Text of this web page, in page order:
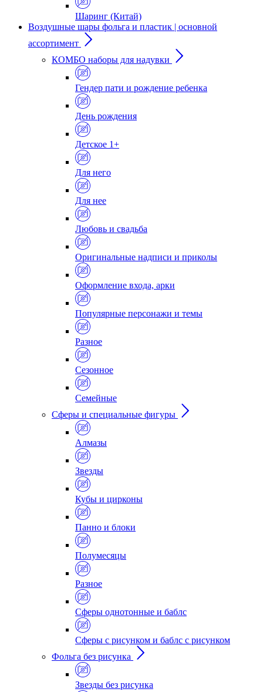
Шаринг (Китай)
Воздушные шары фольга и пластик | основной
ассортимент
КОМБО наборы для надувки
Гендер пати и рождение ребенка
День рождения
Детское 1+
Для него
Для нее
Любовь и свадьба
Оригинальные надписи и приколы
Оформление входа, арки
Популярные персонажи и темы
Разное
Сезонное
Семейные
Сферы и специальные фигуры
Алмазы
Звезды
Кубы и цирконы
Панно и блоки
Полумесяцы
Разное
Сферы однотонные и баблс
Сферы с рисунком и баблс с рисунком
Фольга без рисунка
Звезды без рисунка